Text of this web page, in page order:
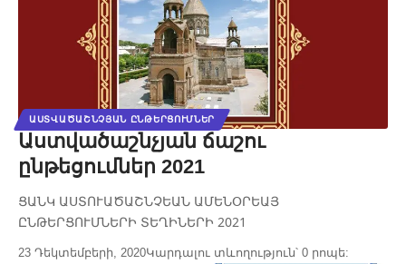
ԱՍՏՎԱԾԱՇՆՉՅԱՆ ԸՆԹԵՐՑՈՒՄՆԵՐ
Աստվածաշնչյան ճաշու
ընթեցումներ 2021
ՑԱՆԿ ԱՍՏՈՒԱԾԱՇՆՉԵԱՆ ԱՄԵՆՕՐԵԱՅ
ԸՆԹԵՐՑՈՒՄՆԵՐԻ ՏԵՂԻՆԵՐԻ 2021
23 Դեկտեմբերի, 2020Կարդալու տևողություն՝ 0 րոպե: